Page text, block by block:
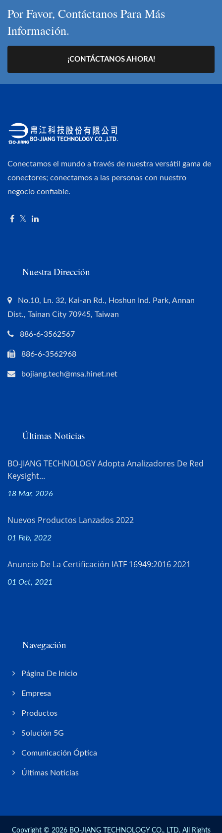
Por Favor, Contáctanos Para Más
Información.
¡CONTÁCTANOS AHORA!
Conectamos el mundo a través de nuestra versátil gama de
conectores; conectamos a las personas con nuestro
negocio confiable.
Nuestra Dirección
No.10, Ln. 32, Kai-an Rd., Hoshun Ind. Park, Annan
Dist., Tainan City 70945, Taiwan
886-6-3562567
886-6-3562968
bojiang.tech@msa.hinet.net
Últimas Noticias
BO-JIANG TECHNOLOGY Adopta Analizadores De Red
Keysight...
18 Mar, 2026
Nuevos Productos Lanzados 2022
01 Feb, 2022
Anuncio De La Certificación IATF 16949:2016 2021
01 Oct, 2021
Navegación
Página De Inicio
Empresa
Productos
Solución 5G
Comunicación Óptica
Últimas Noticias
Copyright © 2026 BO-JIANG TECHNOLOGY CO., LTD.All Rights